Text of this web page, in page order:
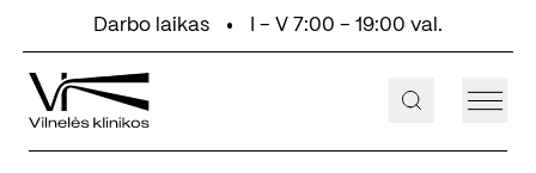
Eiti prie turinioDarbo laikas I - V 7:00 - 19:00 val.
+370 647 55 000